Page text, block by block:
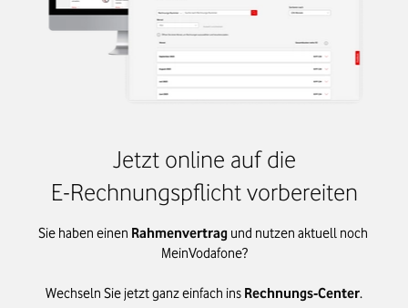
Jetzt online auf die
E-Rechnungspflicht vorbereiten
Sie haben einen Rahmenvertrag und nutzen aktuell noch
MeinVodafone?
Wechseln Sie jetzt ganz einfach ins Rechnungs‑Center.